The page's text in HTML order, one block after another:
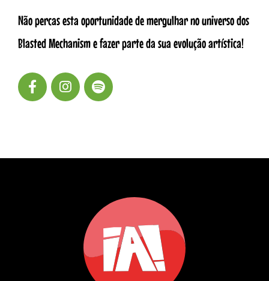
Não percas esta oportunidade de mergulhar no universo dos
Blasted Mechanism e fazer parte da sua evolução artística!